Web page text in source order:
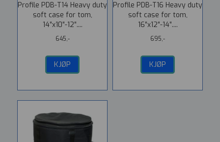
Profile PDB-T14 Heavy duty
soft case for tom,
14″x10″-12″....
645,-
KJØP
Profile PDB-T16 Heavy duty
soft case for tom,
16″x12″-14″....
695,-
KJØP